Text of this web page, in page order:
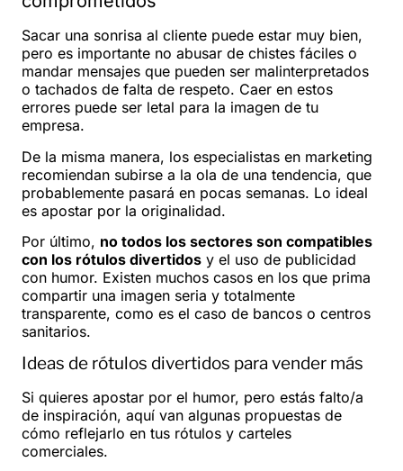
Sacar una sonrisa al cliente puede estar muy bien,
pero es importante no abusar de chistes fáciles o
mandar mensajes que pueden ser malinterpretados
o tachados de falta de respeto. Caer en estos
errores puede ser letal para la imagen de tu
empresa.
De la misma manera, los especialistas en marketing
recomiendan subirse a la ola de una tendencia, que
probablemente pasará en pocas semanas. Lo ideal
es apostar por la originalidad.
Por último, no todos los sectores son compatibles
con los rótulos divertidos y el uso de publicidad
con humor. Existen muchos casos en los que prima
compartir una imagen seria y totalmente
transparente, como es el caso de bancos o centros
sanitarios.
Ideas de rótulos divertidos para vender más
Si quieres apostar por el humor, pero estás falto/a
de inspiración, aquí van algunas propuestas de
cómo reflejarlo en tus rótulos y carteles
comerciales.